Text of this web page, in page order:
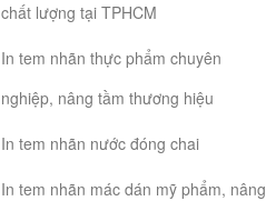
chất lượng tại TPHCM
In tem nhãn thực phẩm chuyên
nghiệp, nâng tầm thương hiệu
In tem nhãn nước đóng chai
In tem nhãn mác dán mỹ phẩm, nâng